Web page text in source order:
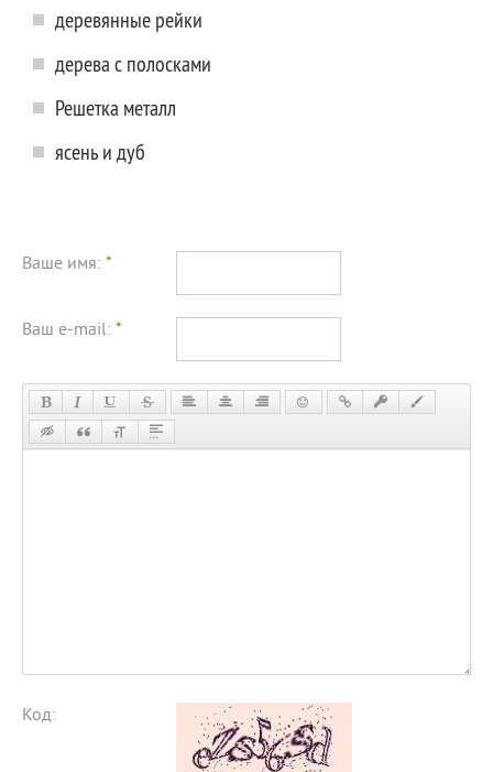
деревянные рейки
дерева с полосками
Решетка металл
ясень и дуб
Ваше имя: *
Ваш e-mail: *
Код: